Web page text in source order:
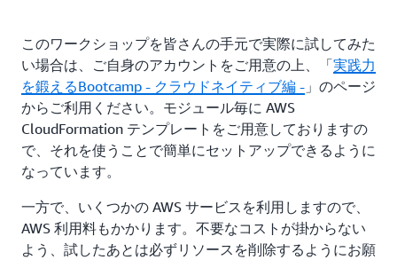
このワークショップを皆さんの手元で実際に試してみた
い場合は、ご自身のアカウントをご用意の上、「実践力
を鍛えるBootcamp - クラウドネイティブ編 - 」のページ
からご利用ください。モジュール毎に AWS
CloudFormation テンプレートをご用意しておりますの
で、それを使うことで簡単にセットアップできるように
なっています。
一方で、いくつかの AWS サービスを利用しますので、
AWS 利用料もかかります。不要なコストが掛からない
よう、試したあとは必ずリソースを削除するようにお願